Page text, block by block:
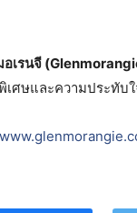
อเรนจี
เศษและความประทับ